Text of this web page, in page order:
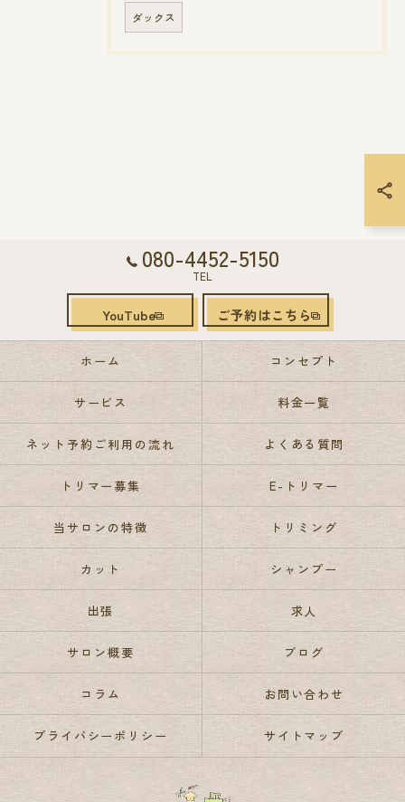
ダックス
080-4452-5150
TEL
YouTube ご予約はこちら
ホーム コンセプト
サービス 料金一覧
ネット予約ご利用の流れ よくある質問
トリマー募集 E-トリマー
当サロンの特徴 トリミング
カット シャンプー
出張 求人
サロン概要 ブログ
コラム お問い合わせ
プライバシーポリシー サイトマップ